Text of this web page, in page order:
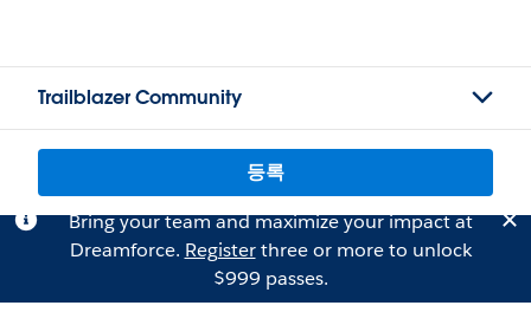
Trailblazer Community
등록
Bring your team and maximize your impact at
Dreamforce. Registerthree or more to unlock
$999 passes.